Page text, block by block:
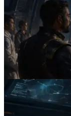
ERPC เปิด
— ยุคที่ AI
แบบ On
อ่านบทความนี้